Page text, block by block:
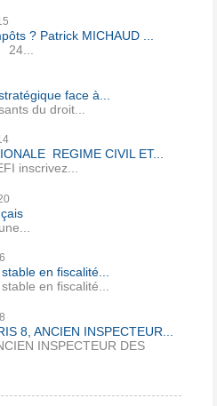
? Patrick MICHAUD ...
24...
face à...
du droit...
REGIME CIVIL ET...
inscrivez...
en fiscalité...
en fiscalité...
8, ANCIEN INSPECTEUR...
INSPECTEUR DES